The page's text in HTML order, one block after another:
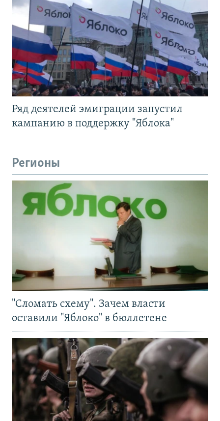
Ряд деятелей эмиграции запустил
кампанию в поддержку "Яблока"
Регионы
"Сломать схему". Зачем власти
оставили "Яблоко" в бюллетене